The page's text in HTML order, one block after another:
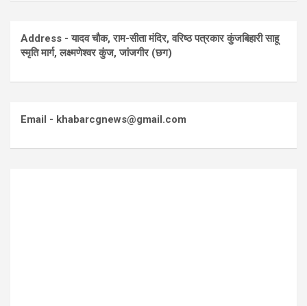
Address - यादव चौक, राम-सीता मंदिर, वरिष्ठ पत्रकार कुंजबिहारी साहू
स्मृति मार्ग, लक्ष्मणेश्वर कुंज, जांजगीर (छग)
Email - khabarcgnews@gmail.com